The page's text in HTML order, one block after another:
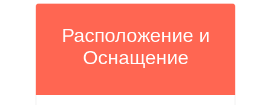
Расположение и
Оснащение